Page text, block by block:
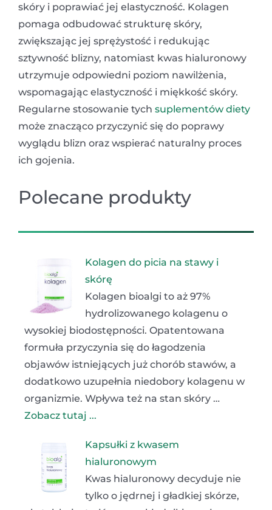
skóry i poprawiać jej elastyczność. Kolagen
pomaga odbudować strukturę skóry,
zwiększając jej sprężystość i redukując
sztywność blizny, natomiast kwas hialuronowy
utrzymuje odpowiedni poziom nawilżenia,
wspomagając elastyczność i miękkość skóry.
Regularne stosowanie tych suplementów diety
może znacząco przyczynić się do poprawy
wyglądu blizn oraz wspierać naturalny proces
ich gojenia.
Polecane produkty
Kolagen do picia na stawy i
skórę
Kolagen bioalgi to aż 97%
hydrolizowanego kolagenu o
wysokiej biodostępności. Opatentowana
formuła przyczynia się do łagodzenia
objawów istniejących już chorób stawów, a
dodatkowo uzupełnia niedobory kolagenu w
organizmie. Wpływa też na stan skóry …
Zobacz tutaj ...
Kapsułki z kwasem
hialuronowym
Kwas hialuronowy decyduje nie
tylko o jędrnej i gładkiej skórze,